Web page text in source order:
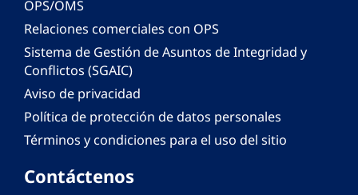
OPS/OMS
Relaciones comerciales con OPS
Sistema de Gestión de Asuntos de Integridad y
Conflictos (SGAIC)
Aviso de privacidad
Política de protección de datos personales
Términos y condiciones para el uso del sitio
Contáctenos